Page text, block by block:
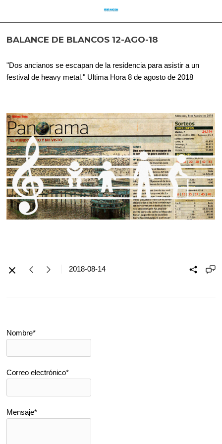
BALANCE DE BLANCOS 12-AGO-18
"Dos ancianos se escapan de la residencia para asistir a un
festival de heavy metal." Ultima Hora 8 de agosto de 2018
2018-08-14
Nombre*
Correo electrónico*
Mensaje*